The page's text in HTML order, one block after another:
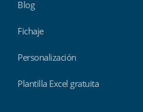
Blog
Fichaje
Personalización
Plantilla Excel gratuita